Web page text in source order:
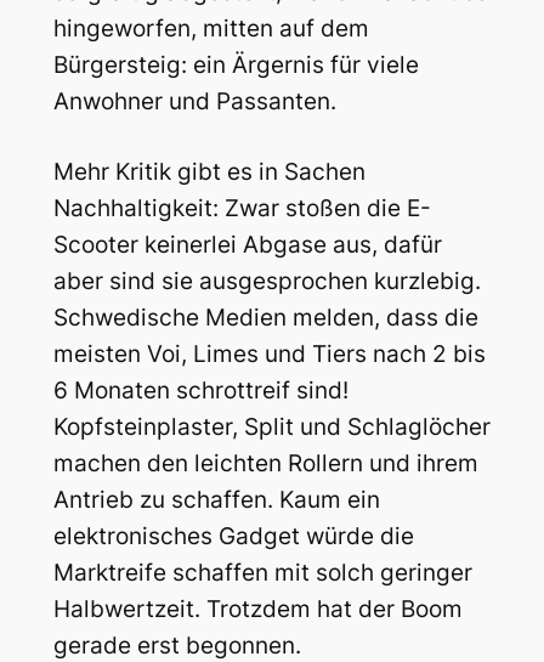
hingeworfen, mitten auf dem
Bürgersteig: ein Ärgernis für viele
Anwohner und Passanten.
Mehr Kritik gibt es in Sachen
Nachhaltigkeit: Zwar stoßen die E-
Scooter keinerlei Abgase aus, dafür
aber sind sie ausgesprochen kurzlebig.
Schwedische Medien melden, dass die
meisten Voi, Limes und Tiers nach 2 bis
6 Monaten schrottreif sind!
Kopfsteinplaster, Split und Schlaglöcher
machen den leichten Rollern und ihrem
Antrieb zu schaffen. Kaum ein
elektronisches Gadget würde die
Marktreife schaffen mit solch geringer
Halbwertzeit. Trotzdem hat der Boom
gerade erst begonnen.